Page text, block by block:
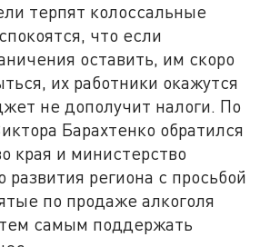
терпят колоссальные
что если
оставить, им скоро
их работники окажутся
не дополучит налоги. По
Барахтенко обратился
края и министерство
развития региона с просьбой
по продаже алкоголя
самым поддержать